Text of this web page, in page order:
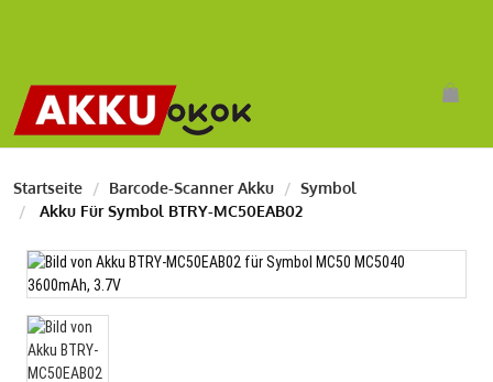
Startseite Barcode-Scanner Akku
Symbol
Akku Für Symbol BTRY-MC50EAB02